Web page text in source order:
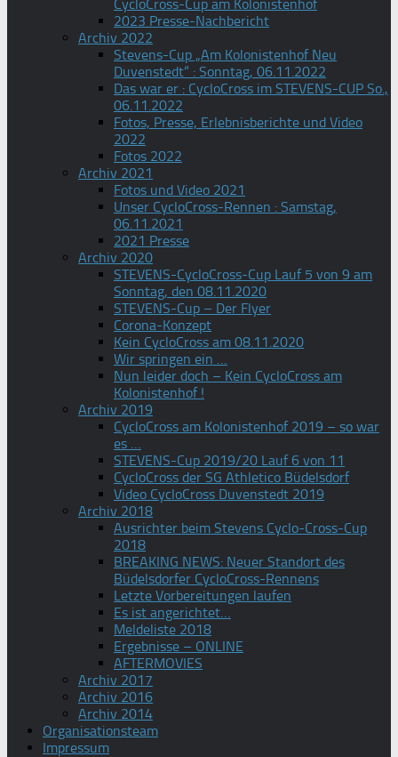
CycloCross-Cup am Kolonistenhof
2023 Presse-Nachbericht
Archiv 2022
Stevens-Cup „Am Kolonistenhof Neu
Duvenstedt“ : Sonntag, 06.11.2022
Das war er : CycloCross im STEVENS-CUP So.,
06.11.2022
Fotos, Presse, Erlebnisberichte und Video
2022
Fotos 2022
Archiv 2021
Fotos und Video 2021
Unser CycloCross-Rennen : Samstag,
06.11.2021
2021 Presse
Archiv 2020
STEVENS-CycloCross-Cup Lauf 5 von 9 am
Sonntag, den 08.11.2020
STEVENS-Cup – Der Flyer
Corona-Konzept
Kein CycloCross am 08.11.2020
Wir springen ein …
Nun leider doch – Kein CycloCross am
Kolonistenhof !
Archiv 2019
CycloCross am Kolonistenhof 2019 – so war
es …
STEVENS-Cup 2019/20 Lauf 6 von 11
CycloCross der SG Athletico Büdelsdorf
Video CycloCross Duvenstedt 2019
Archiv 2018
Ausrichter beim Stevens Cyclo-Cross-Cup
2018
BREAKING NEWS: Neuer Standort des
Büdelsdorfer CycloCross-Rennens
Letzte Vorbereitungen laufen
Es ist angerichtet…
Meldeliste 2018
Ergebnisse – ONLINE
AFTERMOVIES
Archiv 2017
Archiv 2016
Archiv 2014
Organisationsteam
Impressum